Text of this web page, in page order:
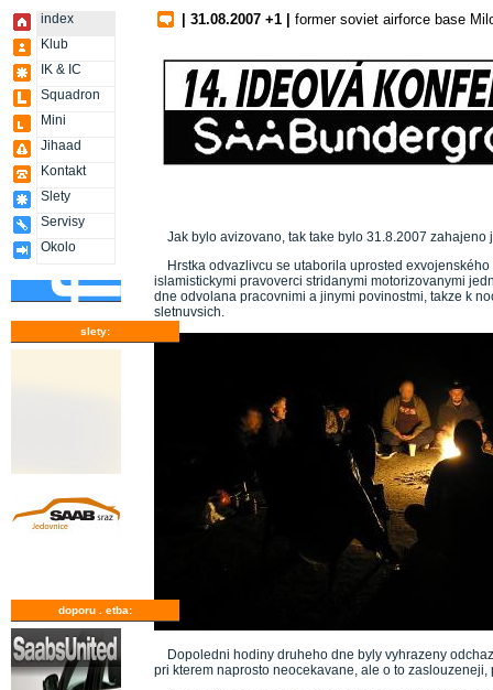
index
Klub
IK & IC
Squadron
Mini
Jihaad
Kontakt
Slety
Servisy
Okolo
slety:
doporu . etba:
| 31.08.2007 +1 | former soviet airforce base
Jak bylo avizovano, tak take bylo 31.8.2007
Hrstka odvazlivcu se utaborila uprosted
islamistickymi pravoverci stridanymi motorizovanymi
dne odvolana pracovnimi a jinymi povinostmi, takze k
sletnuvsich.
Dopoledni hodiny druheho dne byly vyhrazeny
pri kterem naprosto neocekavane, ale o to